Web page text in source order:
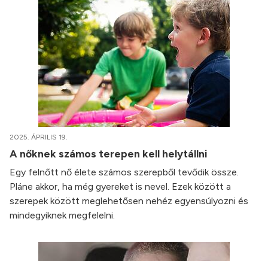
2025. ÁPRILIS 19.
A nőknek számos terepen kell helytállni
Egy felnőtt nő élete számos szerepből tevődik össze.
Pláne akkor, ha még gyereket is nevel. Ezek között a
szerepek között meglehetősen nehéz egyensúlyozni és
mindegyiknek megfelelni.